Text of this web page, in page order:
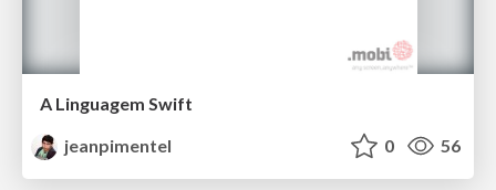
A Linguagem Swift
jeanpimentel
0 56